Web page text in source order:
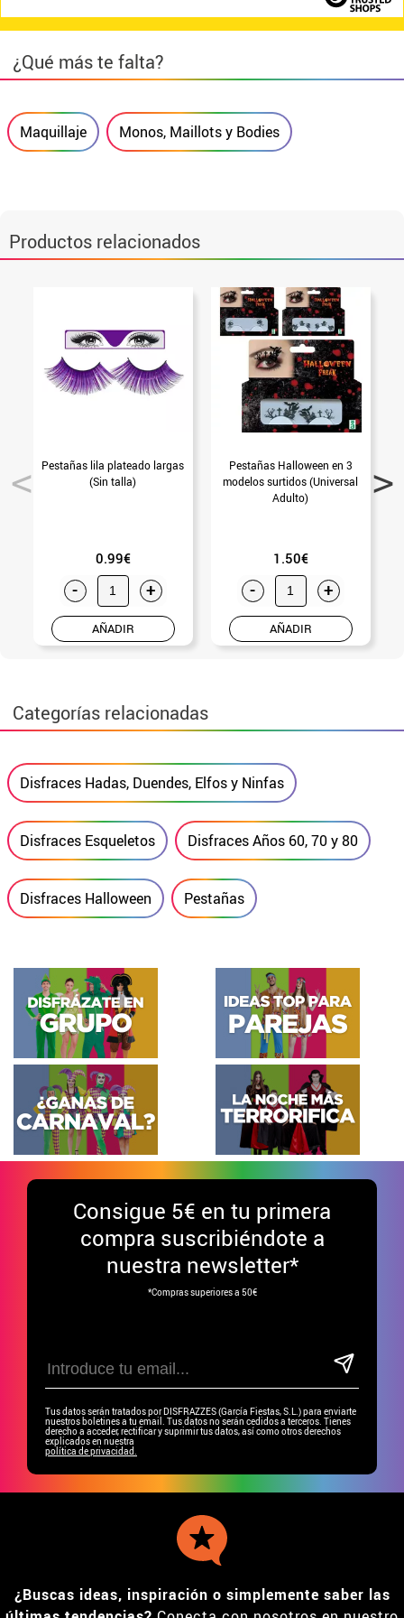
¿Qué más te falta?
Maquillaje Monos, Maillots y Bodies
Productos relacionados
Pestañas lila plateado largas
(Sin talla)
0.99€
- +
AÑADIR
Pestañas Halloween en 3
modelos surtidos (Universal
Adulto)
1.50€
- +
AÑADIR
Categorías relacionadas
Disfraces Hadas, Duendes, Elfos y Ninfas
Disfraces Esqueletos Disfraces Años 60, 70 y 80
Disfraces Halloween Pestañas
Consigue 5€ en tu primera
compra suscribiéndote a
nuestra newsletter*
*Compras superiores a 50€
Tus datos serán tratados por DISFRAZZES (García Fiestas, S.L.) para enviarte
nuestros boletines a tu email. Tus datos no serán cedidos a terceros. Tienes
derecho a acceder, rectificar y suprimir tus datos, así como otros derechos
explicados en nuestra
política de privacidad.
¿Buscas ideas, inspiración o simplemente saber las